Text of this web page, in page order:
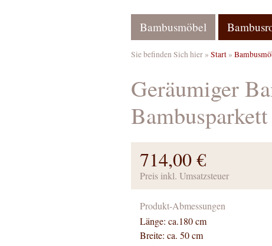
Bambusmöbel
Sie befinden Sich hier » Start»
Geräumiger
714,00 €
Preis inkl. Umsatzsteuer
Produkt-Abmessungen
Länge: ca.180 cm
Breite: ca. 50 cm